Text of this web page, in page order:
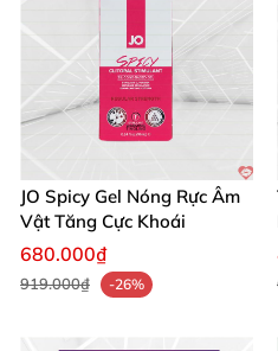
JO Spicy Gel Nóng Rực Âm
Vật Tăng Cực Khoái
680.000₫
919.000₫ -26%